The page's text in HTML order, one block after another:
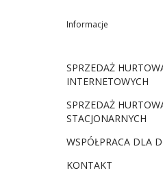
Informacje
SPRZEDAŻ
INTERNETOWYCH
SPRZEDAŻ
STACJONARNYCH
WSPÓŁPRACA DLA
KONTAKT